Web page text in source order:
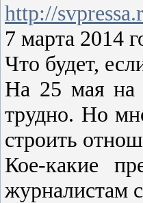
http://
7 марта 2014
Что будет,
На 25 мая на
трудно. Но
строить
Кое-какие
журналистам